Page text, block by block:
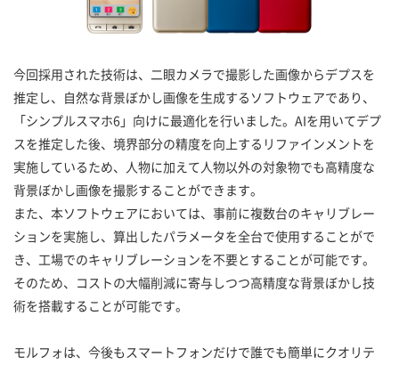
今回採用された技術は、二眼カメラで撮影した画像からデプスを
推定し、自然な背景ぼかし画像を生成するソフトウェアであり、
「シンプルスマホ6」向けに最適化を行いました。AIを用いてデプ
スを推定した後、境界部分の精度を向上するリファインメントを
実施しているため、人物に加えて人物以外の対象物でも高精度な
背景ぼかし画像を撮影することができます。
また、本ソフトウェアにおいては、事前に複数台のキャリブレー
ションを実施し、算出したパラメータを全台で使用することがで
き、工場でのキャリブレーションを不要とすることが可能です。
そのため、コストの大幅削減に寄与しつつ高精度な背景ぼかし技
術を搭載することが可能です。
モルフォは、今後もスマートフォンだけで誰でも簡単にクオリテ